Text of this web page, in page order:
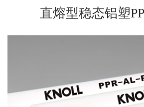
直熔型稳态铝塑